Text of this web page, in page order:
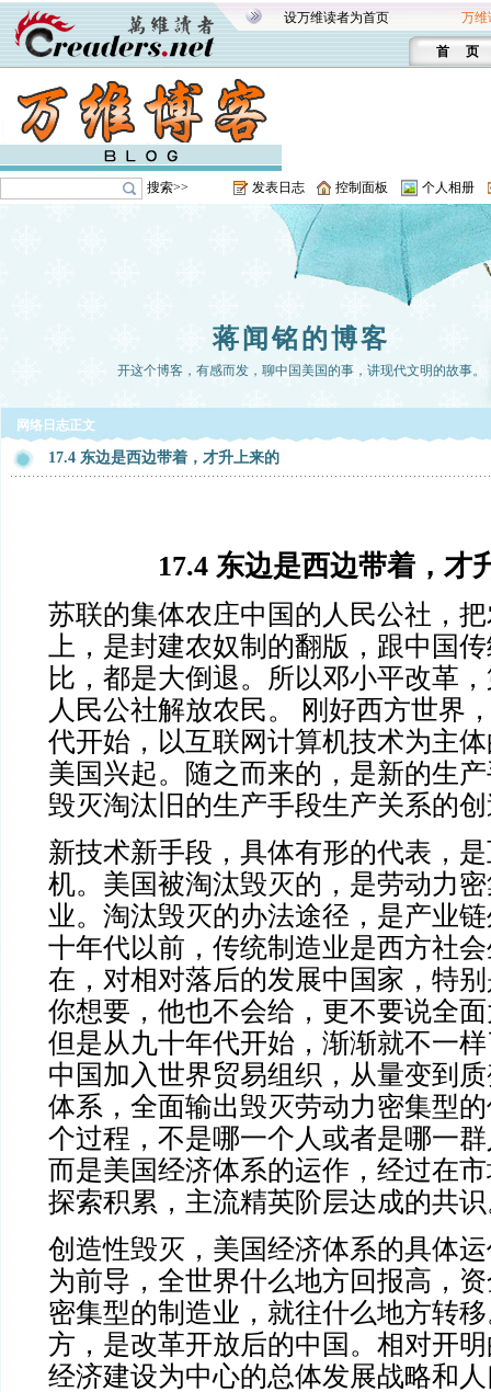
设万维读者为首页 万维
首 页
搜索>> 发表日志 控制面板 个人相册
蒋闻铭的博客
开这个博客，有感而发，聊中国美国的事，讲现代文明的故事。
网络日志正文
17.4 东边是西边带着，才升上来的
17.4 东边是西边带着，才
苏联的集体农庄中国的人民公社，
上，是封建农奴制的翻版，跟中国
比，都是大倒退。所以邓小平改革
人民公社解放农民。 刚好西方世界
代开始，以互联网计算机技术为主
美国兴起。随之而来的，是新的生
毁灭淘汰旧的生产手段生产关系的
新技术新手段，具体有形的代表，
机。美国被淘汰毁灭的，是劳动力
业。淘汰毁灭的办法途径，是产业
十年代以前，传统制造业是西方社
在，对相对落后的发展中国家，特
你想要，他也不会给，更不要说全
但是从九十年代开始，渐渐就不一
中国加入世界贸易组织，从量变到
体系，全面输出毁灭劳动力密集型
个过程，不是哪一个人或者是哪一
而是美国经济体系的运作，经过在
探索积累，主流精英阶层达成的共
创造性毁灭，美国经济体系的具体
为前导，全世界什么地方回报高，
密集型的制造业，就往什么地方转
方，是改革开放后的中国。相对开
经济建设为中心的总体发展战略和